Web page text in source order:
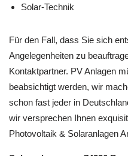
Solar-Technik
Für den Fall, dass Sie sich
Angelegenheiten zu
Kontaktpartner. PV Anlagen
beabsichtigt werden, wir
schon fast jeder in
wir versprechen Ihnen
Photovoltaik & Solaranlagen